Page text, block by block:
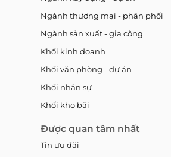
Ngành thương mại - phân phối
Ngành sản xuất - gia công
Khối kinh doanh
Khối văn phòng - dự án
Khối nhân sự
Khối kho bãi
Được quan tâm nhất
Tin ưu đãi